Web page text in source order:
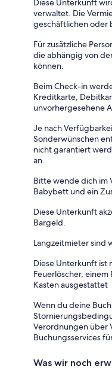
Diese Unterkunft
verwaltet. Die
geschäftlichen oder
Für zusätzliche
die abhängig von
können.
Beim Check-in
Kreditkarte,
unvorhergesehene
Je nach
Sonderwünschen
nicht garantiert
an.
Bitte wende dich im
Babybett und ein
Diese Unterkunft
Bargeld.
Langzeitmieter sind
Diese Unterkunft ist
Feuerlöscher,
Kasten ausgestattet
Wenn du deine
Verordnungen über
Buchungsservices
Was wir noch